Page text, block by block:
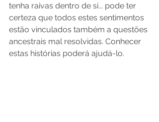
tenha raivas dentro de si... pode ter
certeza que todos estes sentimentos
estão vinculados também a questões
ancestrais mal resolvidas. Conhecer
estas histórias poderá ajudá-lo.